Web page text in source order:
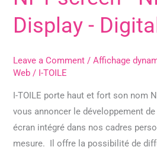
Display -
Leave a Comment /Affichage
Web / I-TOILE
I-TOILE porte haut et fort son nom
vous annoncer le développement
écran intégré dans nos cadres
mesure. Il offre la possibilité de